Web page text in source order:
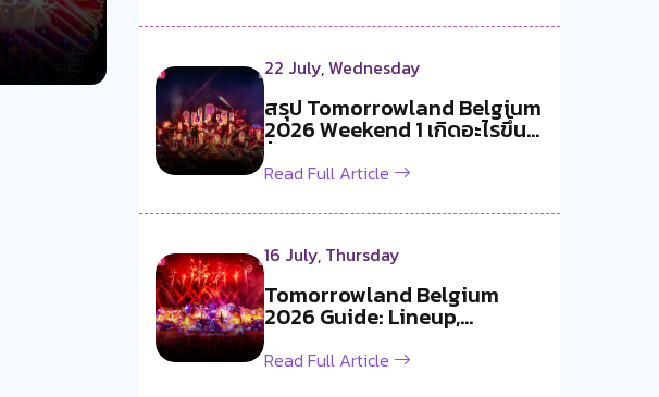
22 July, Wednesday
สรุป Tomorrowland Belgium
2026 Weekend 1 เกิดอะไรขึ้น
บ้าง ?
Read Full Article
16 July, Thursday
Tomorrowland Belgium
2026 Guide: Lineup,
Livestream, Must-S...
Read Full Article